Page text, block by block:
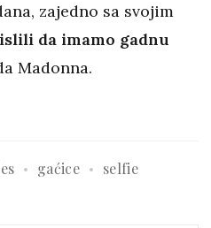
zajedno sa svojim
da imamo gadnu
Madonna.
gaćice selfie